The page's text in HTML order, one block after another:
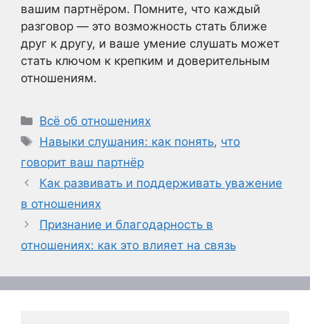
вашим партнёром. Помните, что каждый
разговор — это возможность стать ближе
друг к другу, и ваше умение слушать может
стать ключом к крепким и доверительным
отношениям.
Рубрики
Всё об отношениях
Метки
Навыки слушания: как понять, что
говорит ваш партнёр
Как развивать и поддерживать уважение
в отношениях
Признание и благодарность в
отношениях: как это влияет на связь